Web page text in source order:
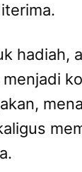
hadiah,